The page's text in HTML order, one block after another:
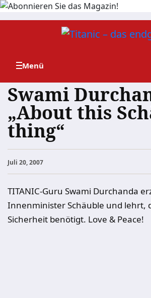
Zum
Swami
„About this
thing“
Juli 20, 2007
TITANIC-Guru Swami Durchanda
Innenminister Schäuble und lehrt,
Sicherheit benötigt. Love & Peace!